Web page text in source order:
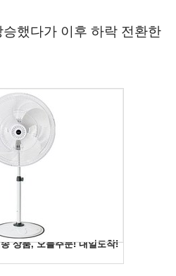
했다가 이후 하락 전환한